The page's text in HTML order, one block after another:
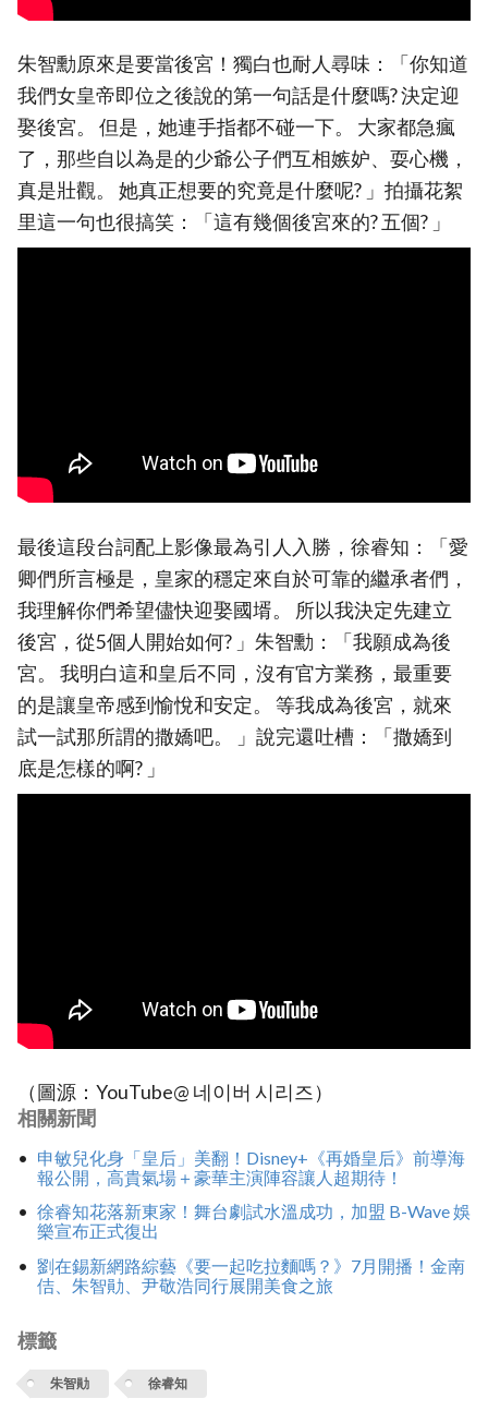
朱智勳原來是要當後宮！獨白也耐人尋味：「你知道
我們女皇帝即位之後說的第一句話是什麼嗎? 決定迎
娶後宮。 但是，她連手指都不碰一下。 大家都急瘋
了，那些自以為是的少爺公子們互相嫉妒、耍心機，
真是壯觀。 她真正想要的究竟是什麼呢? 」拍攝花絮
里這一句也很搞笑：「這有幾個後宮來的? 五個? 」
最後這段台詞配上影像最為引人入勝，徐睿知：「愛
卿們所言極是，皇家的穩定來自於可靠的繼承者們，
我理解你們希望儘快迎娶國壻。 所以我決定先建立
後宮，從5個人開始如何? 」朱智勳：「我願成為後
宮。 我明白這和皇后不同，沒有官方業務，最重要
的是讓皇帝感到愉悅和安定。 等我成為後宮，就來
試一試那所謂的撒嬌吧。 」說完還吐槽：「撒嬌到
底是怎樣的啊? 」
（圖源：YouTube@ 네이버 시리즈）
相關新聞
申敏兒化身「皇后」美翻！Disney+《再婚皇后》前導海
報公開，高貴氣場＋豪華主演陣容讓人超期待！
徐睿知花落新東家！舞台劇試水溫成功，加盟 B-Wave 娛
樂宣布正式復出
劉在錫新網路綜藝《要一起吃拉麵嗎？》7月開播！金南
佶、朱智勛、尹敬浩同行展開美食之旅
標籤
朱智勛 徐睿知